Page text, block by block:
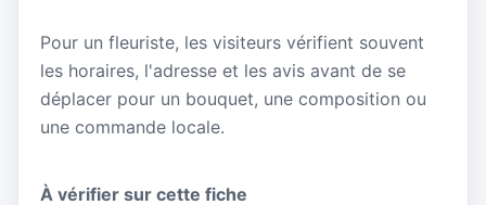
Pour un fleuriste, les visiteurs vérifient souvent
les horaires, l'adresse et les avis avant de se
déplacer pour un bouquet, une composition ou
une commande locale.
À vérifier sur cette fiche